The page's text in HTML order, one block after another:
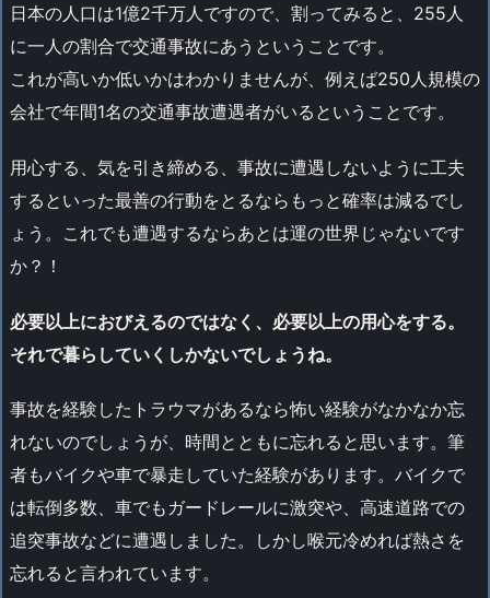
日本の人口は1億2千万人ですので、割ってみると、255人
に一人の割合で交通事故にあうということです。
これが高いか低いかはわかりませんが、例えば250人規模の
会社で年間1名の交通事故遭遇者がいるということです。
用心する、気を引き締める、事故に遭遇しないように工夫
するといった最善の行動をとるならもっと確率は減るでし
ょう。これでも遭遇するならあとは運の世界じゃないです
か？！
必要以上におびえるのではなく、必要以上の用心をする。
それで暮らしていくしかないでしょうね。
事故を経験したトラウマがあるなら怖い経験がなかなか忘
れないのでしょうが、時間とともに忘れると思います。筆
者もバイクや車で暴走していた経験があります。バイクで
は転倒多数、車でもガードレールに激突や、高速道路での
追突事故などに遭遇しました。しかし喉元冷めれば熱さを
忘れると言われています。